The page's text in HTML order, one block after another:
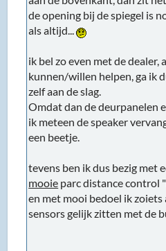
de opening bij de spiegel is
als altijd...
ik bel zo even met de dealer,
kunnen/willen helpen, ga ik
zelf aan de slag.
Omdat dan de deurpanelen
ik meteen de speaker
een beetje.
tevens ben ik dus bezig met
mooie parc distance control
en met mooi bedoel ik zoiets
sensors gelijk zitten met de